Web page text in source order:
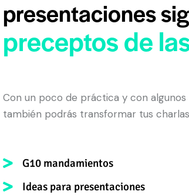
presentaciones
preceptos de
Con un poco de práctica y con
también podrás transformar tus
G10 mandamientos
Ideas para presentaciones